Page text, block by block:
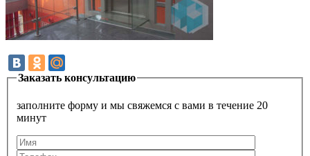
Заказать консультацию
заполните форму и мы свяжемся с вами в течение 20
минут